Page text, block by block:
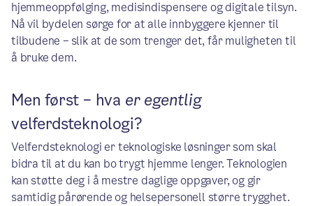
hjemmeoppfølging, medisindispensere og digitale tilsyn.
Nå vil bydelen sørge for at alle innbyggere kjenner til
tilbudene – slik at de som trenger det, får muligheten til
å bruke dem.
Men først – hva er egentlig
velferdsteknologi?
Velferdsteknologi er teknologiske løsninger som skal
bidra til at du kan bo trygt hjemme lenger. Teknologien
kan støtte deg i å mestre daglige oppgaver, og gir
samtidig pårørende og helsepersonell større trygghet.